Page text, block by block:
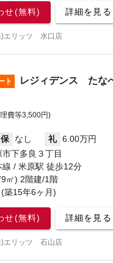
せ(無料) 詳細を見る
)エリッツ 水口店
ト レジィデンス たな
費等3,500円)
保 なし 礼 6.00万円
下多良３丁目
線 / 米原駅 徒歩12分
㎡) 2階建/1階
築15年6ヶ月)
せ(無料) 詳細を見る
)エリッツ 石山店